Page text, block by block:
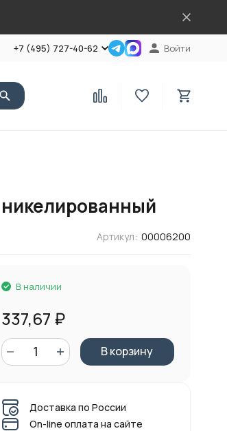
+7 (495) 727-40-62 Войти
Артикул: 00006200
В наличии
337,67 ₽
В корзину
Доставка по России
On-line оплата на сайте